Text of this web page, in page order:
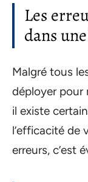
Les
dans
Malgré tous
déployer pour
il existe
l’efficacité de
erreurs, c’est